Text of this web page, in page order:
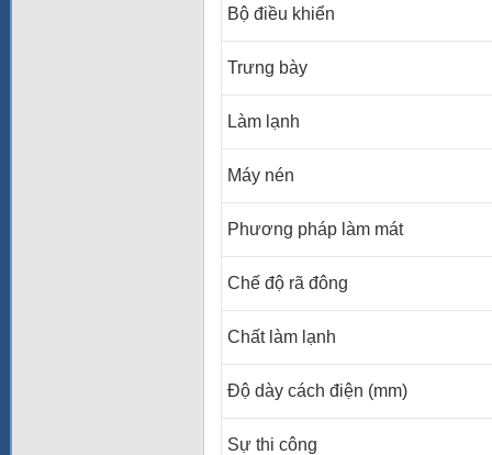
Bộ điều khiển
Trưng bày
Làm lạnh
Máy nén
Phương pháp làm mát
Chế độ rã đông
Chất làm lạnh
Độ dày cách điện (mm)
Sự thi công